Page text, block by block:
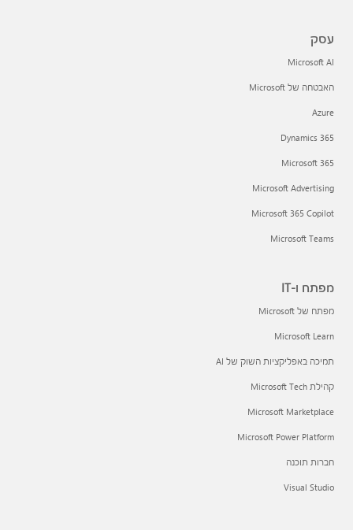
עסק
Microsoft AI
האבטחה של Microsoft
Azure
Dynamics 365
Microsoft 365
Microsoft Advertising
Microsoft 365 Copilot
Microsoft Teams
מפתח ו-IT
מפתח של Microsoft
Microsoft Learn
תמיכה באפליקציות השוק של AI
קהילת Microsoft Tech
Microsoft Marketplace
Microsoft Power Platform
חברות תוכנה
Visual Studio